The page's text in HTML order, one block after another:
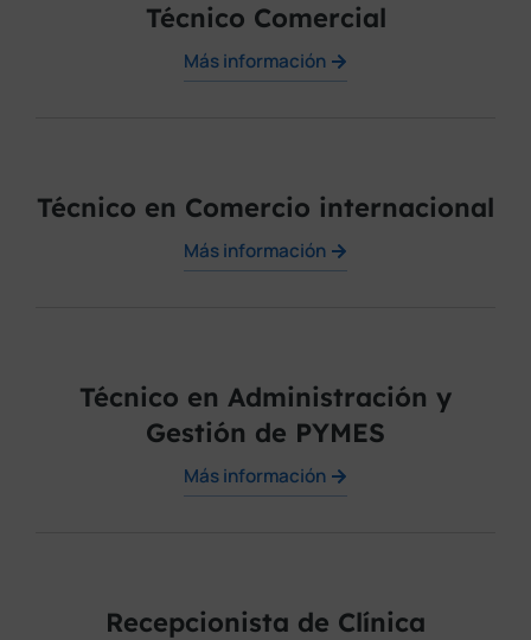
Técnico Comercial
Más información
Técnico en Comercio internacional
Más información
Técnico en Administración y
Gestión de PYMES
Más información
Recepcionista de Clínica